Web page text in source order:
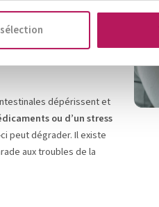
hépatiques, il est
des plats préparés,
légumes verts qui
la roquette, l’épinard, le
dépérissent et
ou d’un stress
peut dégrader. Il existe
aux troubles de la